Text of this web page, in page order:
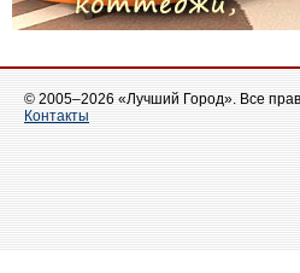
© 2005–2026 «Лучший Город». Все
Контакты